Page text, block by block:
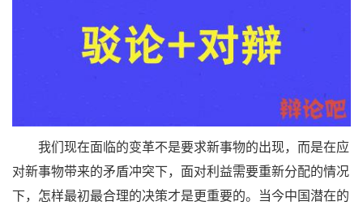
我们现在面临的变革不是要求新事物的出现，而是在应
对新事物带来的矛盾冲突下，面对利益需要重新分配的情况
下，怎样最初最合理的决策才是更重要的。当今中国潜在的